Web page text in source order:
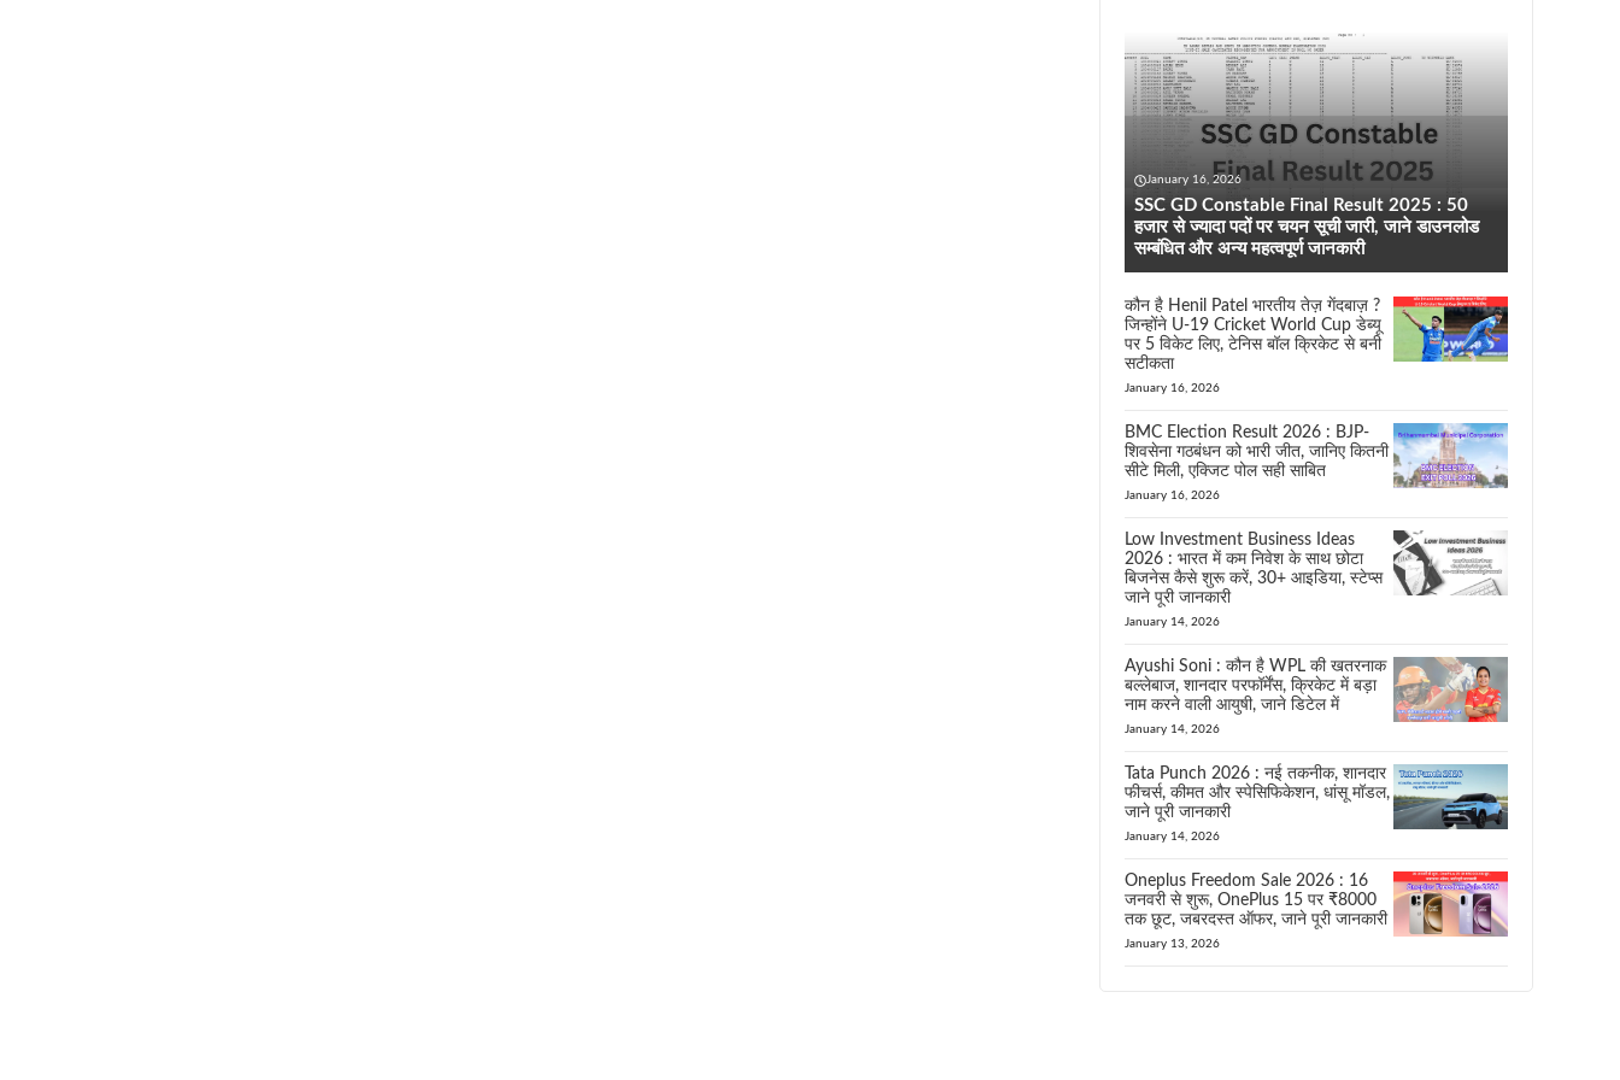
January 16, 2026
SSC GD Constable Final Result 2025 : 50
हजार से ज्यादा पदों पर चयन सूची जारी, जाने डाउनलोड
सम्बंधित और अन्य महत्वपूर्ण जानकारी
कौन है Henil Patel भारतीय तेज़ गेंदबाज़ ?
जिन्होंने U-19 Cricket World Cup डेब्यू
पर 5 विकेट लिए, टेनिस बॉल क्रिकेट से बनी
सटीकता
January 16, 2026
BMC Election Result 2026 : BJP-
शिवसेना गठबंधन को भारी जीत, जानिए कितनी
सीटे मिली, एक्जिट पोल सही साबित
January 16, 2026
Low Investment Business Ideas
2026 : भारत में कम निवेश के साथ छोटा
बिजनेस कैसे शुरू करें, 30+ आइडिया, स्टेप्स
जाने पूरी जानकारी
January 14, 2026
Ayushi Soni : कौन है WPL की खतरनाक
बल्लेबाज, शानदार परफॉर्मेंस, क्रिकेट में बड़ा
नाम करने वाली आयुषी, जाने डिटेल में
January 14, 2026
Tata Punch 2026 : नई तकनीक, शानदार
फीचर्स, कीमत और स्पेसिफिकेशन, धांसू मॉडल,
जाने पूरी जानकारी
January 14, 2026
Oneplus Freedom Sale 2026 : 16
जनवरी से शुरू, OnePlus 15 पर ₹8000
तक छूट, जबरदस्त ऑफर, जाने पूरी जानकारी
January 13, 2026